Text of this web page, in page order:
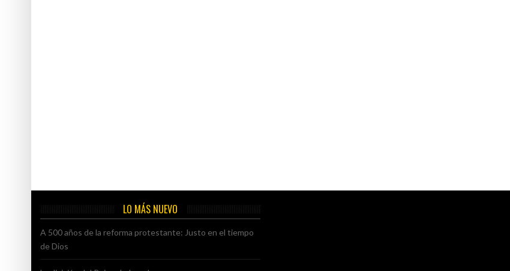
LO MÁS NUEVO
A 500 años de la reforma protestante: Justo en el tiempo
de Dios